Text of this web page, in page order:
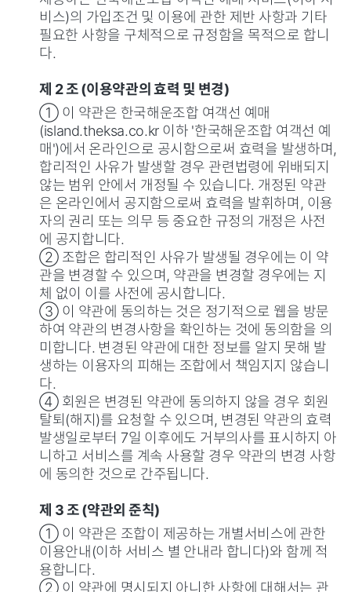
비스)의 가입조건 및 이용에 관한 제반 사항과 기타
필요한 사항을 구체적으로 규정함을 목적으로 합니
다.
제 2 조 (이용약관의 효력 및 변경)
① 이 약관은 한국해운조합 여객선 예매
(island.theksa.co.kr 이하 '한국해운조합 여객선 예
매')에서 온라인으로 공시함으로써 효력을 발생하며,
합리적인 사유가 발생할 경우 관련법령에 위배되지
않는 범위 안에서 개정될 수 있습니다. 개정된 약관
은 온라인에서 공지함으로써 효력을 발휘하며, 이용
자의 권리 또는 의무 등 중요한 규정의 개정은 사전
에 공지합니다.
② 조합은 합리적인 사유가 발생될 경우에는 이 약
관을 변경할 수 있으며, 약관을 변경할 경우에는 지
체 없이 이를 사전에 공시합니다.
③ 이 약관에 동의하는 것은 정기적으로 웹을 방문
하여 약관의 변경사항을 확인하는 것에 동의함을 의
미합니다. 변경된 약관에 대한 정보를 알지 못해 발
생하는 이용자의 피해는 조합에서 책임지지 않습니
다.
④ 회원은 변경된 약관에 동의하지 않을 경우 회원
탈퇴(해지)를 요청할 수 있으며, 변경된 약관의 효력
발생일로부터 7일 이후에도 거부의사를 표시하지 아
니하고 서비스를 계속 사용할 경우 약관의 변경 사항
에 동의한 것으로 간주됩니다.
제 3 조 (약관외 준칙)
① 이 약관은 조합이 제공하는 개별서비스에 관한
이용안내(이하 서비스 별 안내라 합니다)와 함께 적
용합니다.
② 이 약관에 명시되지 아니한 사항에 대해서는 관